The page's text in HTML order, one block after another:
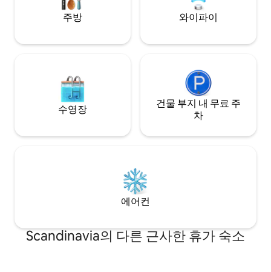
– 주변 환경을 즐
주방 와이파이
수영장
건물 부지 내 무료 주
차
에어컨
Scandinavia의 다른 근사한 휴가 숙소